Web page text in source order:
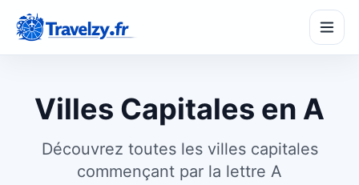
SeasonPass
Villes Capitales en A
Découvrez toutes les villes capitales
commençant par la lettre A